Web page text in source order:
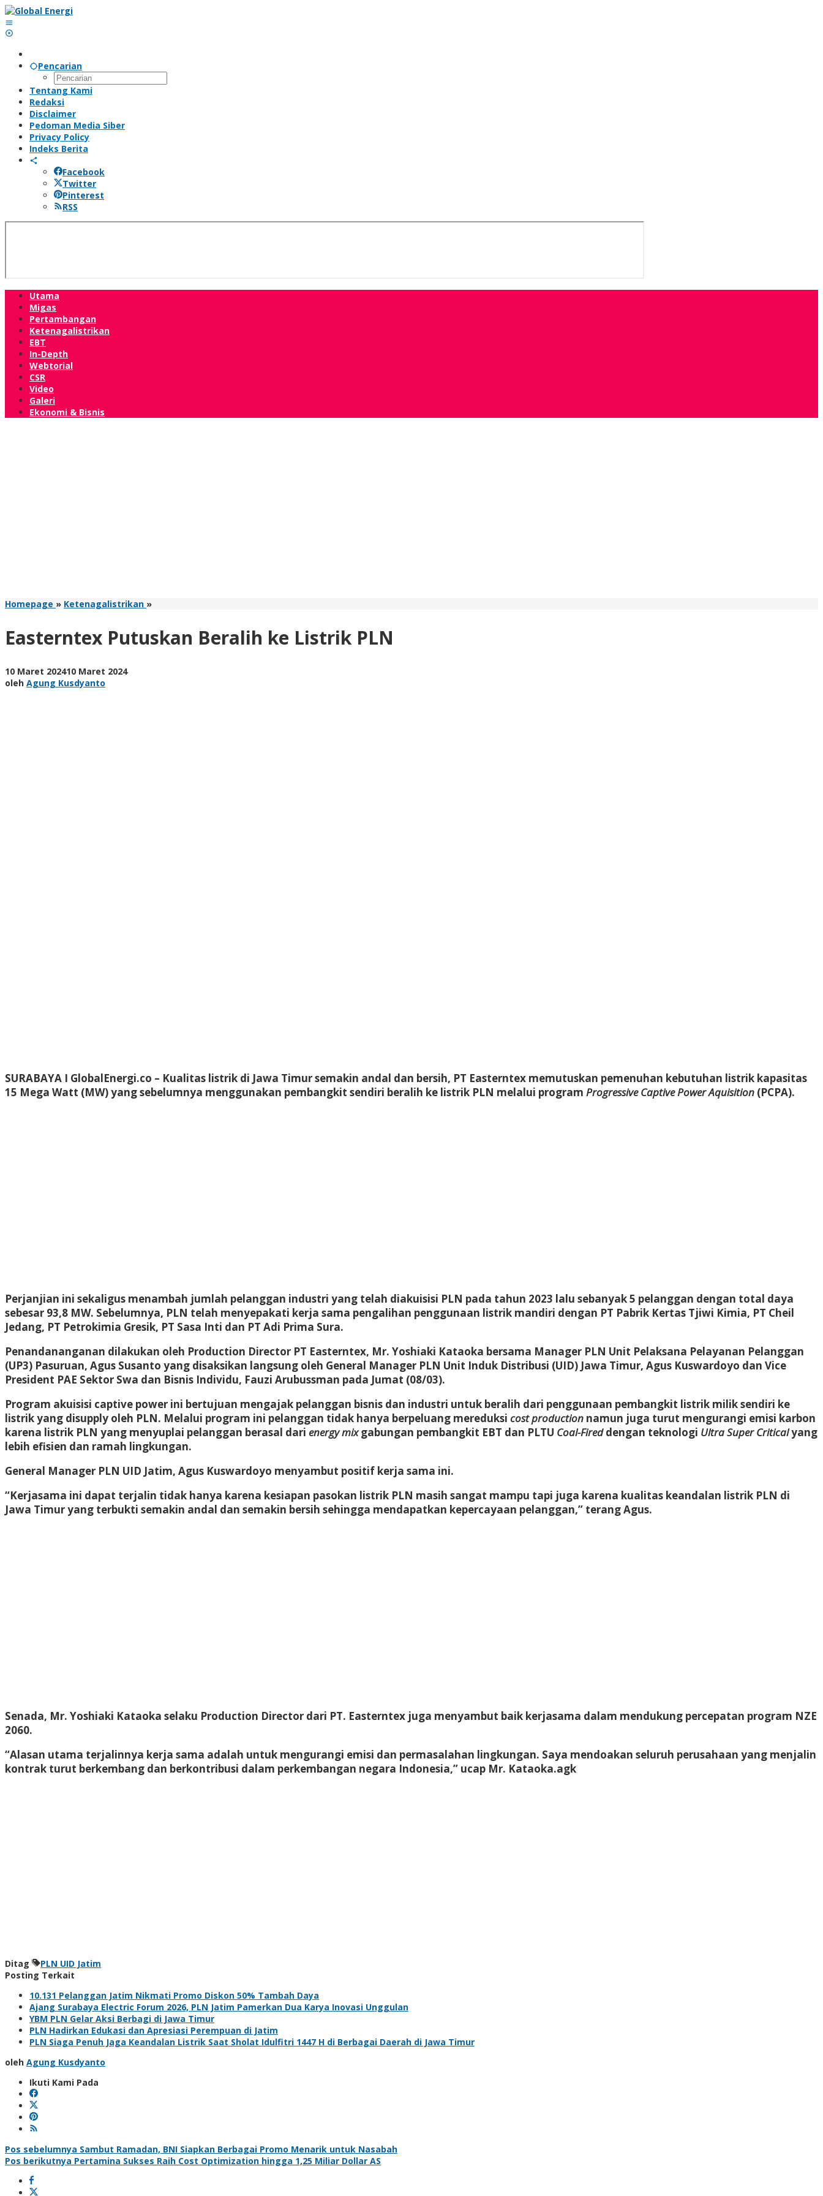
Lewati
ke
konten
Pencarian
Tentang Kami
Redaksi
Disclaimer
Pedoman Media Siber
Privacy Policy
Indeks Berita
Facebook
Twitter
Pinterest
RSS
Utama
Migas
Pertambangan
Ketenagalistrikan
EBT
In-Depth
Webtorial
CSR
Video
Galeri
Ekonomi & Bisnis
Homepage » Ketenagalistrikan »Easterntex
ke
Easterntex Putuskan Beralih ke Listrik PLN
10 Maret 202410 Maret 2024oleh
oleh Agung Kusdyanto
SURABAYA I GlobalEnergi.co – Kualitas listrik di Jawa Timur semakin andal dan bersih, PT Easterntex memutuskan pemenuhan kebutuhan listrik kapasitas
15 Mega Watt (MW) yang sebelumnya menggunakan pembangkit sendiri beralih ke listrik PLN melalui program Progressive Captive Power Aquisition (PCPA).
Perjanjian ini sekaligus menambah jumlah pelanggan industri yang telah diakuisisi PLN pada tahun 2023 lalu sebanyak 5 pelanggan dengan total daya
sebesar 93,8 MW. Sebelumnya, PLN telah menyepakati kerja sama pengalihan penggunaan listrik mandiri dengan PT Pabrik Kertas Tjiwi Kimia, PT Cheil
Jedang, PT Petrokimia Gresik, PT Sasa Inti dan PT Adi Prima Sura.
Penandananganan dilakukan oleh Production Director PT Easterntex, Mr. Yoshiaki Kataoka bersama Manager PLN Unit Pelaksana Pelayanan Pelanggan
(UP3) Pasuruan, Agus Susanto yang disaksikan langsung oleh General Manager PLN Unit Induk Distribusi (UID) Jawa Timur, Agus Kuswardoyo dan Vice
President PAE Sektor Swa dan Bisnis Individu, Fauzi Arubussman pada Jumat (08/03).
Program akuisisi captive power ini bertujuan mengajak pelanggan bisnis dan industri untuk beralih dari penggunaan pembangkit listrik milik sendiri ke
listrik yang disupply oleh PLN. Melalui program ini pelanggan tidak hanya berpeluang mereduksi cost production namun juga turut mengurangi emisi karbon
karena listrik PLN yang menyuplai pelanggan berasal dari energy mixgabungan pembangkit EBT dan PLTU Coal-Fireddengan teknologi Ultra Super Criticalyang
lebih efisien dan ramah lingkungan.
General Manager PLN UID Jatim, Agus Kuswardoyo menyambut positif kerja sama ini.
“Kerjasama ini dapat terjalin tidak hanya karena kesiapan pasokan listrik PLN masih sangat mampu tapi juga karena kualitas keandalan listrik PLN di
Jawa Timur yang terbukti semakin andal dan semakin bersih sehingga mendapatkan kepercayaan pelanggan,” terang Agus.
Senada, Mr. Yoshiaki Kataoka selaku Production Director dari PT. Easterntex juga menyambut baik kerjasama dalam mendukung percepatan program NZE
2060.
“Alasan utama terjalinnya kerja sama adalah untuk mengurangi emisi dan permasalahan lingkungan. Saya mendoakan seluruh perusahaan yang menjalin
kontrak turut berkembang dan berkontribusi dalam perkembangan negara Indonesia,” ucap Mr. Kataoka.agk
Ditag
PLN UID Jatim
Posting Terkait
10.131 Pelanggan Jatim Nikmati Promo Diskon 50% Tambah Daya
Ajang Surabaya Electric Forum 2026, PLN Jatim Pamerkan Dua Karya Inovasi Unggulan
YBM PLN Gelar Aksi Berbagi di Jawa Timur
PLN Hadirkan Edukasi dan Apresiasi Perempuan di Jatim
PLN Siaga Penuh Jaga Keandalan Listrik Saat Sholat Idulfitri 1447 H di Berbagai Daerah di Jawa Timur
oleh Agung Kusdyanto
Ikuti Kami Pada
Navigasi
pos
Pos sebelumnya Sambut Ramadan, BNI Siapkan Berbagai Promo Menarik untuk Nasabah
Pos berikutnya Pertamina Sukses Raih Cost Optimization hingga 1,25 Miliar Dollar AS